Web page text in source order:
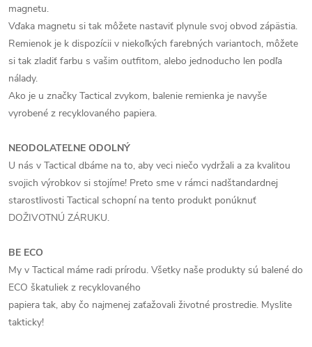
magnetu.
Vďaka magnetu si tak môžete nastaviť plynule svoj obvod zápästia.
Remienok je k dispozícii v niekoľkých farebných variantoch, môžete
si tak zladiť farbu s vašim outfitom, alebo jednoducho len podľa
nálady.
Ako je u značky Tactical zvykom, balenie remienka je navyše
vyrobené z recyklovaného papiera.
NEODOLATEĽNE ODOLNÝ
U nás v Tactical dbáme na to, aby veci niečo vydržali a za kvalitou
svojich výrobkov si stojíme! Preto sme v rámci nadštandardnej
starostlivosti Tactical schopní na tento produkt ponúknuť
DOŽIVOTNÚ ZÁRUKU.
BE ECO
My v Tactical máme radi prírodu. Všetky naše produkty sú balené do
ECO škatuliek z recyklovaného
papiera tak, aby čo najmenej zaťažovali životné prostredie. Myslite
takticky!